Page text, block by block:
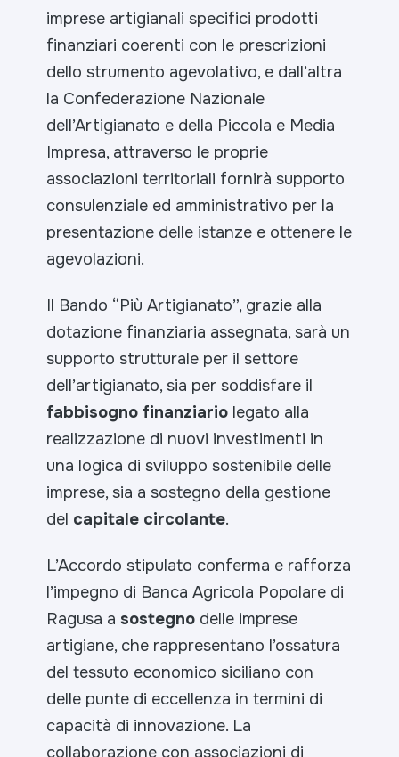
imprese artigianali specifici prodotti
finanziari coerenti con le prescrizioni
dello strumento agevolativo, e dall’altra
la Confederazione Nazionale
dell’Artigianato e della Piccola e Media
Impresa, attraverso le proprie
associazioni territoriali fornirà supporto
consulenziale ed amministrativo per la
presentazione delle istanze e ottenere le
agevolazioni.
Il Bando “Più Artigianato”, grazie alla
dotazione finanziaria assegnata, sarà un
supporto strutturale per il settore
dell’artigianato, sia per soddisfare il
fabbisogno finanziario legato alla
realizzazione di nuovi investimenti in
una logica di sviluppo sostenibile delle
imprese, sia a sostegno della gestione
del capitale circolante.
L’Accordo stipulato conferma e rafforza
l’impegno di Banca Agricola Popolare di
Ragusa a sostegno delle imprese
artigiane, che rappresentano l’ossatura
del tessuto economico siciliano con
delle punte di eccellenza in termini di
capacità di innovazione. La
collaborazione con associazioni di